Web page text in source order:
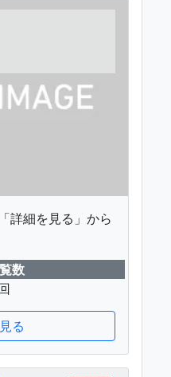
詳細を見る」から
数
る